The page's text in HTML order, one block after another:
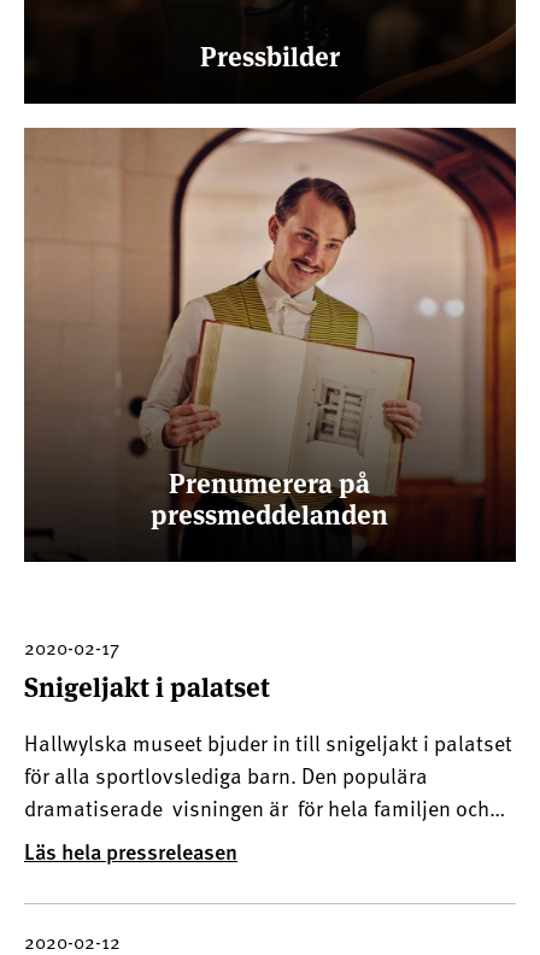
Pressbilder
Prenumerera på
pressmeddelanden
2020-02-17
Snigeljakt i palatset
Hallwylska museet bjuder in till snigeljakt i palatset
för alla sportlovslediga barn. Den populära
dramatiserade visningen är för hela familjen och
särskilt rekommenderad för barn mellan 5 och 9
år. Under Snigeljakten får man träffa Husan Anna
som minsann har bråda tider. Hon skulle ju passa
Margi
Läs hela pressreleasen
2020-02-12